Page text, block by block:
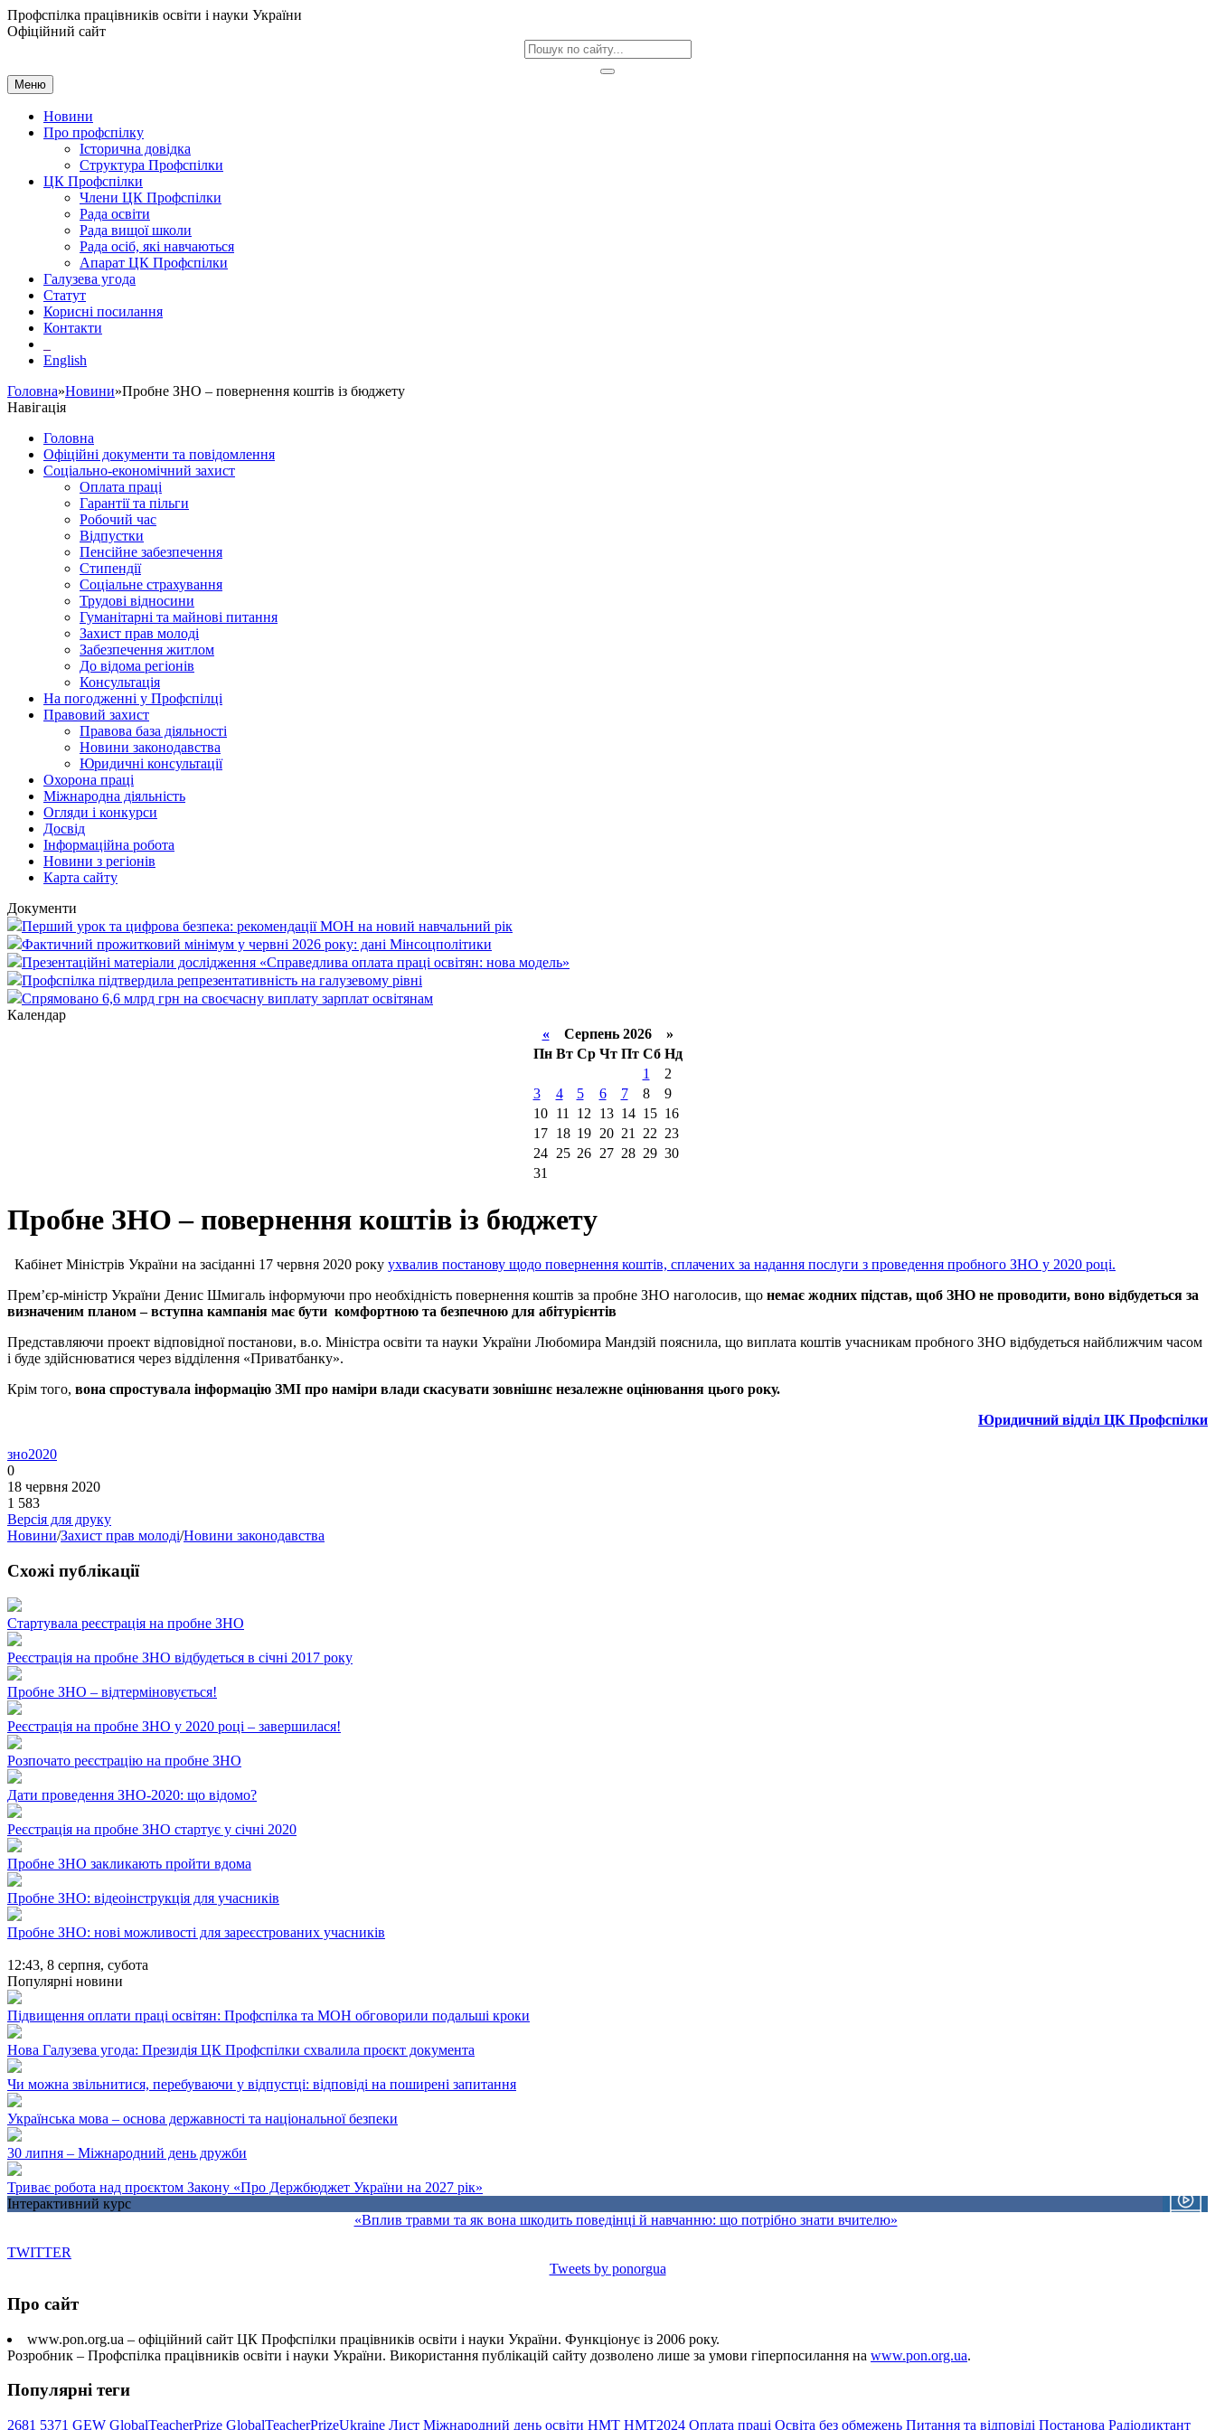
Профспілка працівників освіти і науки України
Офіційний сайт
Меню
Новини
Про профспілку
Історична довідка
Структура Профспілки
ЦК Профспілки
Члени ЦК Профспілки
Рада освіти
Рада вищої школи
Рада осіб, які навчаються
Апарат ЦК Профспілки
Галузева угода
Статут
Корисні посилання
Контакти
English
Головна»Новини»Пробне ЗНО – повернення коштів із бюджету
Навігація
Головна
Офіційні документи та повідомлення
Соціально-економічний захист
Оплата праці
Гарантії та пільги
Робочий час
Відпустки
Пенсійне забезпечення
Стипендії
Соціальне страхування
Трудові відносини
Гуманітарні та майнові питання
Захист прав молоді
Забезпечення житлом
До відома регіонів
Консультація
На погодженні у Профспілці
Правовий захист
Правова база діяльності
Новини законодавства
Юридичні консультації
Охорона праці
Міжнародна діяльність
Огляди і конкурси
Досвід
Інформаційна робота
Новини з регіонів
Карта сайту
Документи
Перший урок та цифрова безпека: рекомендації МОН на новий навчальний рік
Фактичний прожитковий мінімум у червні 2026 року: дані Мінсоцполітики
Презентаційні матеріали дослідження «Справедлива оплата праці освітян: нова модель»
Профспілка підтвердила репрезентативність на галузевому рівні
Спрямовано 6,6 млрд грн на своєчасну виплату зарплат освітянам
Календар
«Серпень 2026 »
Пн Вт Ср Чт Пт Сб Нд
1
2
3
4 5 6 7 8
9
10
11 12 13 14 15 16
17
18 19 20 21 22 23
24
25 26 27 28 29 30
31
Пробне ЗНО – повернення коштів із бюджету
Кабінет Міністрів України на засіданні 17 червня 2020 року ухвалив постанову щодо повернення коштів, сплачених за надання послуги з проведення пробного ЗНО у 2020 році.
Прем’єр-міністр України Денис Шмигаль інформуючи про необхідність повернення коштів за пробне ЗНО наголосив, що немає жодних підстав, щоб ЗНО не проводити, воно відбудеться за
визначеним планом – вступна кампанія має бути комфортною та безпечною для абітурієнтів
Представляючи проект відповідної постанови, в.о. Міністра освіти та науки України Любомира Мандзій пояснила, що виплата коштів учасникам пробного ЗНО відбудеться найближчим часом
і буде здійснюватися через відділення «Приватбанку».
Крім того, вона спростувала інформацію ЗМІ про наміри влади скасувати зовнішнє незалежне оцінювання цього року.
Юридичний відділ ЦК Профспілки
зно2020
0
18 червня 2020
1 583
Версія для друку
Новини/Захист прав молоді/Новини законодавства
Схожі публікації
Стартувала реєстрація на пробне ЗНО
Реєстрація на пробне ЗНО відбудеться в січні 2017 року
Пробне ЗНО – відтерміновується!
Реєстрація на пробне ЗНО у 2020 році – завершилася!
Розпочато реєстрацію на пробне ЗНО
Дати проведення ЗНО-2020: що відомо?
Реєстрація на пробне ЗНО стартує у січні 2020
Пробне ЗНО закликають пройти вдома
Пробне ЗНО: відеоінструкція для учасників
Пробне ЗНО: нові можливості для зареєстрованих учасників
12:43, 8 серпня, субота
Популярні новини
Підвищення оплати праці освітян: Профспілка та МОН обговорили подальші кроки
Нова Галузева угода: Президія ЦК Профспілки схвалила проєкт документа
Чи можна звільнитися, перебуваючи у відпустці: відповіді на поширені запитання
Українська мова – основа державності та національної безпеки
30 липня – Міжнародний день дружби
Триває робота над проєктом Закону «Про Держбюджет України на 2027 рік»
Інтерактивний курс
«Вплив травми та як вона шкодить поведінці й навчанню: що потрібно знати вчителю»
TWITTER
Tweets by ponorgua
Про сайт
www.pon.org.ua – офіційний сайт ЦК Профспілки працівників освіти і науки України. Функціонує із 2006 року.
Розробник – Профспілка працівників освіти і науки України. Використання публікацій сайту дозволено лише за умови гіперпосилання на www.pon.org.ua.
Популярні теги
2681 5371 GEW GlobalTeacherPrize GlobalTeacherPrizeUkraine Лист Міжнародний день освіти НМТ НМТ2024 Оплата праці Освіта без обмежень Питання та відповіді Постанова Радіодиктант